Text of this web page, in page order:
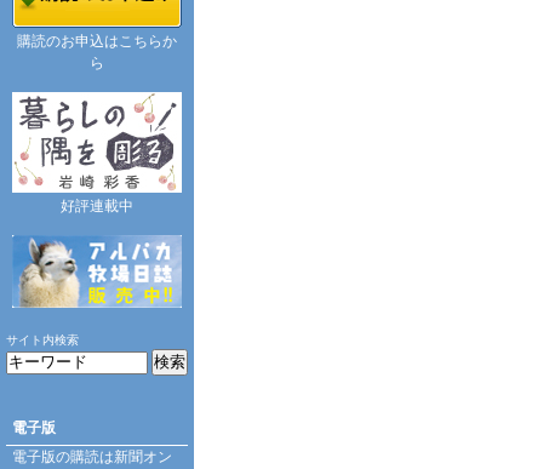
購読のお申込はこちらか
ら
好評連載中
サイト内検索
電子版
電子版の購読は新聞オン